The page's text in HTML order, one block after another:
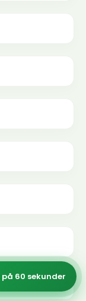
60 sekunder